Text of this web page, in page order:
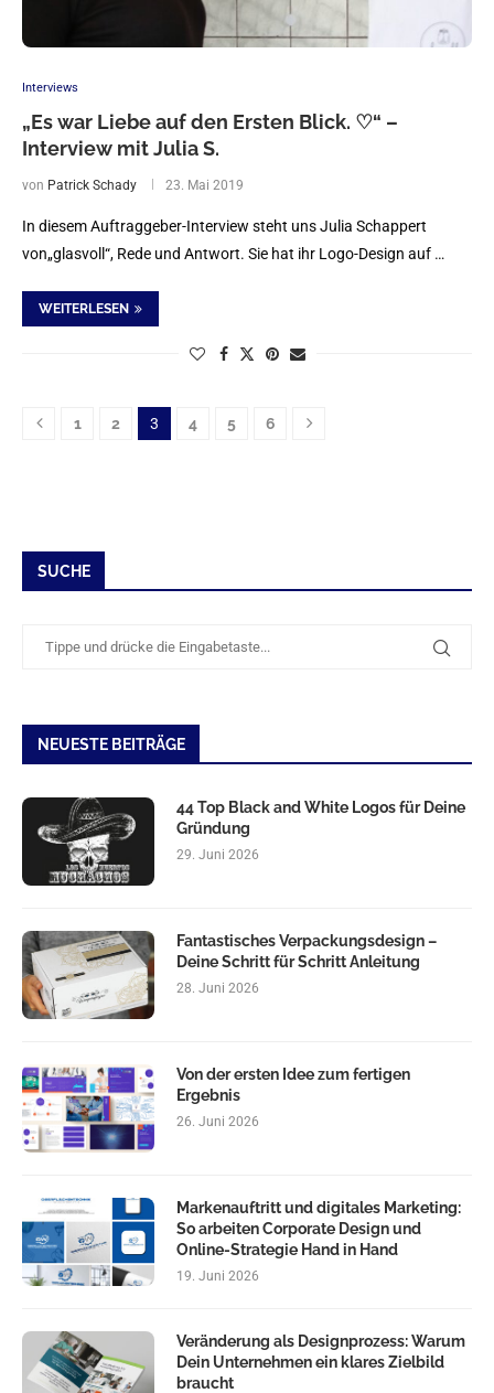
Interviews
„Es war Liebe auf den Ersten Blick. ♡“ –
Interview mit Julia S.
von Patrick Schady 23. Mai 2019
In diesem Auftraggeber-Interview steht uns Julia Schappert
von„glasvoll“, Rede und Antwort. Sie hat ihr Logo-Design auf …
WEITERLESEN
1 2 3 4 5 6
SUCHE
NEUESTE BEITRÄGE
44 Top Black and White Logos für Deine
Gründung
29. Juni 2026
Fantastisches Verpackungsdesign –
Deine Schritt für Schritt Anleitung
28. Juni 2026
Von der ersten Idee zum fertigen
Ergebnis
26. Juni 2026
Markenauftritt und digitales Marketing:
So arbeiten Corporate Design und
Online-Strategie Hand in Hand
19. Juni 2026
Veränderung als Designprozess: Warum
Dein Unternehmen ein klares Zielbild
braucht